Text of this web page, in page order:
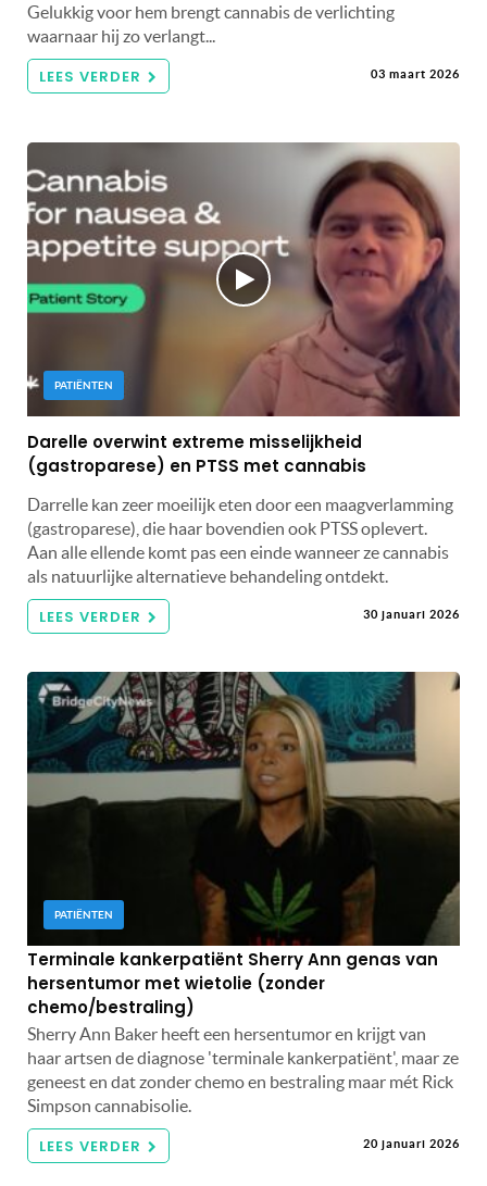
Gelukkig voor hem brengt cannabis de verlichting
waarnaar hij zo verlangt...
LEES VERDER 03 maart 2026
PATIËNTEN
Darelle overwint extreme misselijkheid
(gastroparese) en PTSS met cannabis
Darrelle kan zeer moeilijk eten door een maagverlamming
(gastroparese), die haar bovendien ook PTSS oplevert.
Aan alle ellende komt pas een einde wanneer ze cannabis
als natuurlijke alternatieve behandeling ontdekt.
LEES VERDER 30 januari 2026
PATIËNTEN
Terminale kankerpatiënt Sherry Ann genas van
hersentumor met wietolie (zonder
chemo/bestraling)
Sherry Ann Baker heeft een hersentumor en krijgt van
haar artsen de diagnose 'terminale kankerpatiënt', maar ze
geneest en dat zonder chemo en bestraling maar mét Rick
Simpson cannabisolie.
LEES VERDER 20 januari 2026